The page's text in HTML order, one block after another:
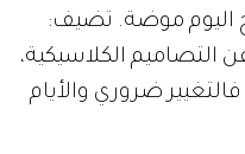
اليوم موضة. تضيف:
الكلاسيكية،
ضروري والأيام